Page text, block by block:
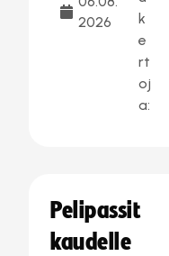
2026
k
e
rt
oj
a:
Pelipassit
kaudelle